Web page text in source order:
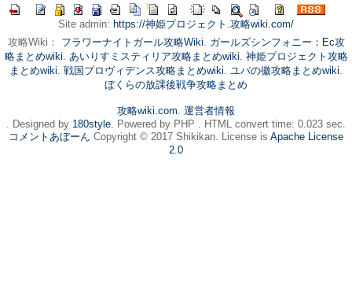
Site admin: https://神姫プロジェクト.攻略wiki.com/
攻略Wiki： フラワーナイトガール攻略Wiki. ガールズシンフォニー：Ec攻
略まとめwiki. あいりすミスティリア攻略まとめwiki. 神姫プロジェクト攻略
まとめwiki. 戦国プロヴィデンス攻略まとめwiki. ユバの徽攻略まとめwiki.
ぼくらの放課後戦争攻略まとめ
攻略wiki.com. 運営者情報
. Designed by 180style. Powered by PHP . HTML convert time: 0.023 sec.
コメントあぼーん Copyright © 2017 Shikikan. License is Apache License
2.0